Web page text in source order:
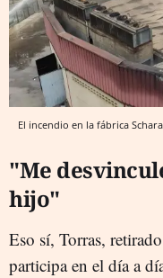
El incendio en la fábrica
"Me
hijo"
Eso sí, Torras,
participa en el día a